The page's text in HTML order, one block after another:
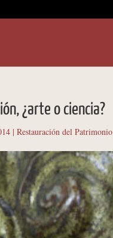
¿arte o ciencia?
|Restauración del Patrimonio